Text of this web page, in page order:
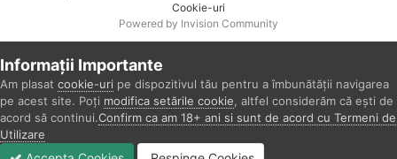
Cookie-uri
Powered by Invision Community
Informații Importante
Am plasat cookie-uri pe dispozitivul tău pentru a îmbunătății navigarea
pe acest site. Poți modifica setările cookie , altfel considerăm că ești de
acord să continui.Confirm ca am 18+ ani si sunt de acord cu Termeni de
Utilizare